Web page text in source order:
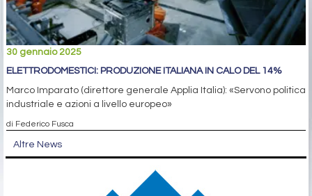
30 gennaio 2025
ELETTRODOMESTICI: PRODUZIONE ITALIANA IN CALO DEL 14%
Marco Imparato (direttore generale Applia Italia): «Servono politica
industriale e azioni a livello europeo»
di Federico Fusca
Altre News